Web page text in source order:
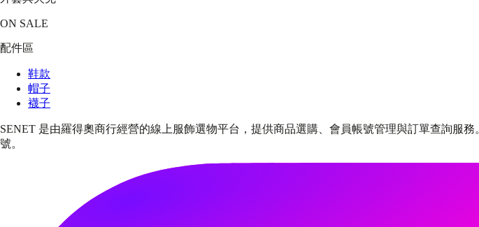
ON SALE
配件區
鞋款
帽子
襪子
SENET 是由羅得奧商行經營的線上服飾選物平台，提供商品選購、會員帳號管理與訂單查詢服
號。